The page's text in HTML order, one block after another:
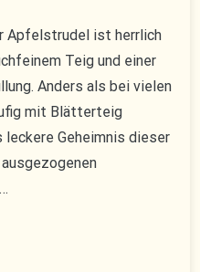
Apfelstrudel ist herrlich
Teig und einer
Anders als bei vielen
mit Blätterteig
Geheimnis dieser